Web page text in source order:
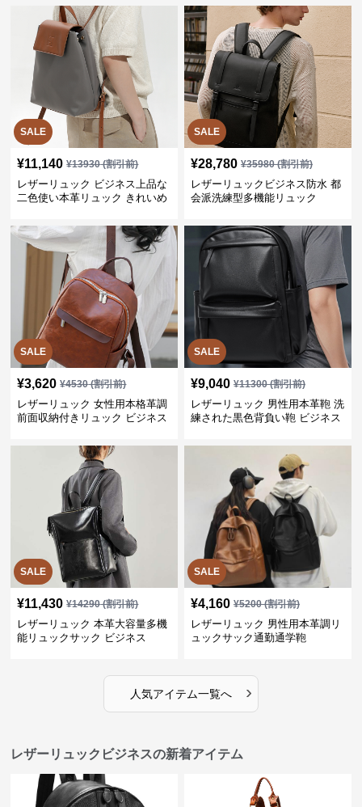
SALE
¥11,140 ¥13930(割引前)
レザーリュック ビジネス上品な
二色使い本革リュック きれいめ
SALE
¥28,780 ¥35980(割引前)
レザーリュックビジネス防水 都
会派洗練型多機能リュック
SALE
¥3,620 ¥4530(割引前)
レザーリュック 女性用本格革調
前面収納付きリュック ビジネス
SALE
¥9,040 ¥11300(割引前)
レザーリュック 男性用本革鞄 洗
練された黒色背負い鞄 ビジネス
SALE
¥11,430 ¥14290(割引前)
レザーリュック 本革大容量多機
能リュックサック ビジネス
SALE
¥4,160 ¥5200(割引前)
レザーリュック 男性用本革調リ
ュックサック通勤通学鞄
人気アイテム一覧へ ›
レザーリュックビジネスの新着アイテム